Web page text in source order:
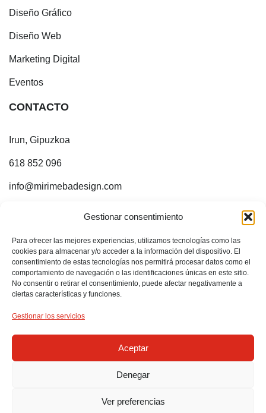
Gestionar consentimiento
Para ofrecer las mejores experiencias, utilizamos tecnologías como las
cookies para almacenar y/o acceder a la información del dispositivo. El
consentimiento de estas tecnologías nos permitirá procesar datos como el
comportamiento de navegación o las identificaciones únicas en este sitio.
No consentir o retirar el consentimiento, puede afectar negativamente a
ciertas características y funciones.
Gestionar los servicios
Aceptar
Denegar
Ver preferencias
Diseño Gráfico
Diseño Web
Marketing Digital
Eventos
CONTACTO
Irun, Gipuzkoa
618 852 096
info@mirimebadesign.com
¡ESTOY EN INTERNET!
Sígueme en:
2024 © Mirimeba Design – Diseño gráfico/web e ilustración.
S.L.